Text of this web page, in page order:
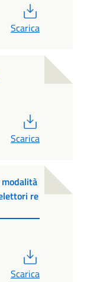
Scarica
Scarica
re
Scarica